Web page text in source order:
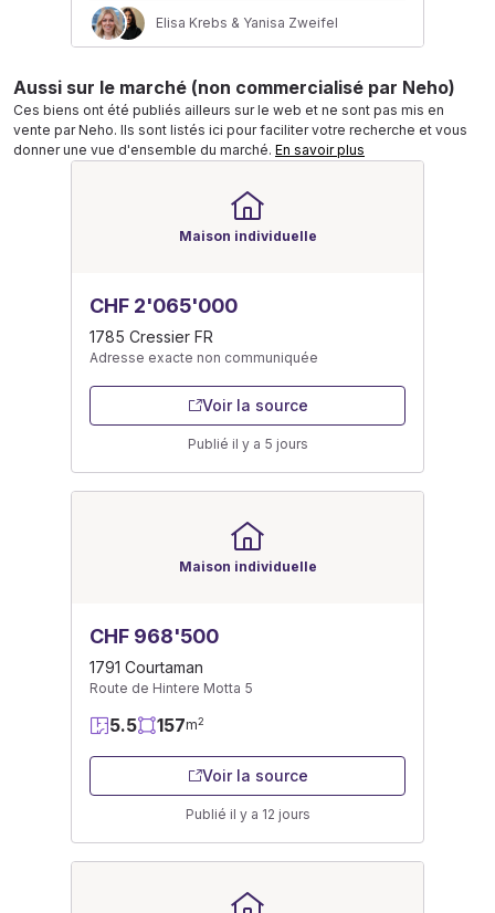
Elisa Krebs & Yanisa Zweifel
Aussi sur le marché (non commercialisé par Neho)
Ces biens ont été publiés ailleurs sur le web et ne sont pas mis en
vente par Neho. Ils sont listés ici pour faciliter votre recherche et vous
donner une vue d'ensemble du marché. En savoir plus
Maison individuelle
CHF 2'065'000
1785 Cressier FR
Adresse exacte non communiquée
Voir la source
Publié il y a 5 jours
Maison individuelle
CHF 968'500
1791 Courtaman
Route de Hintere Motta 5
5.5 157m2
Voir la source
Publié il y a 12 jours